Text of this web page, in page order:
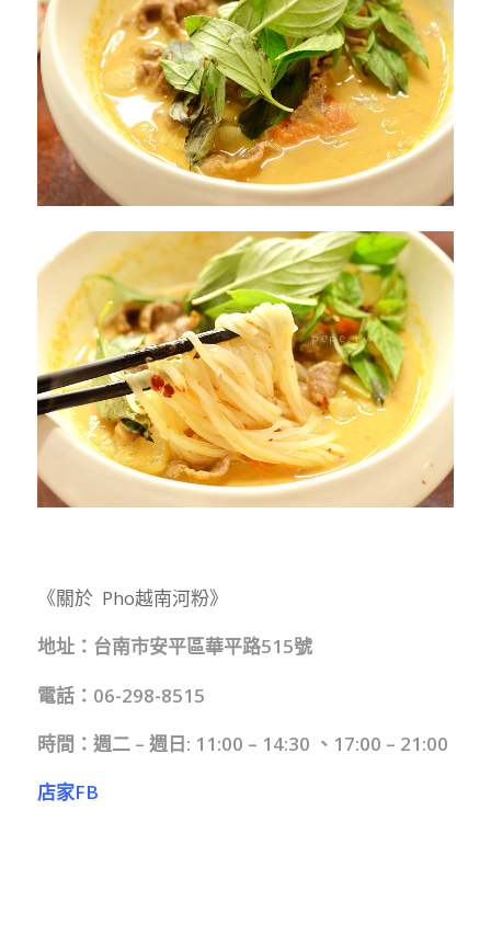
《關於 Pho越南河粉》
地址：台南市安平區華平路515號
電話：06-298-8515
時間：週二 – 週日: 11:00 – 14:30 、17:00 – 21:00
店家FB